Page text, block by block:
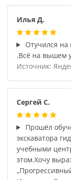
Илья Д.
Отучился на
.Всё на вышем
Источник:
Сергей С.
Прошёл
экскаватора
учебными
этом.Хочу